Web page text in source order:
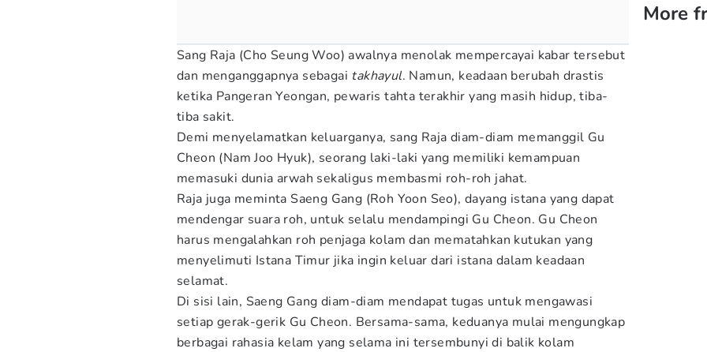
Sang Raja (Cho Seung Woo) awalnya menolak mempercayai kabar tersebut
dan menganggapnya sebagai takhayul. Namun, keadaan berubah drastis
ketika Pangeran Yeongan, pewaris tahta terakhir yang masih hidup, tiba-
tiba sakit.
Demi menyelamatkan keluarganya, sang Raja diam-diam memanggil Gu
Cheon (Nam Joo Hyuk), seorang laki-laki yang memiliki kemampuan
memasuki dunia arwah sekaligus membasmi roh-roh jahat.
Raja juga meminta Saeng Gang (Roh Yoon Seo), dayang istana yang dapat
mendengar suara roh, untuk selalu mendampingi Gu Cheon. Gu Cheon
harus mengalahkan roh penjaga kolam dan mematahkan kutukan yang
menyelimuti Istana Timur jika ingin keluar dari istana dalam keadaan
selamat.
Di sisi lain, Saeng Gang diam-diam mendapat tugas untuk mengawasi
setiap gerak-gerik Gu Cheon. Bersama-sama, keduanya mulai mengungkap
berbagai rahasia kelam yang selama ini tersembunyi di balik kolam
More